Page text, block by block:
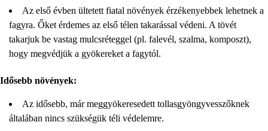
Az első évben ültetett fiatal növények érzékenyebbek lehetnek a
fagyra. Őket érdemes az első télen takarással védeni. A tövét
takarjuk be vastag mulcsréteggel (pl. falevél, szalma, komposzt),
hogy megvédjük a gyökereket a fagytól.
Idősebb növények:
Az idősebb, már meggyökeresedett tollasgyöngyvesszőknek
általában nincs szükségük téli védelemre.